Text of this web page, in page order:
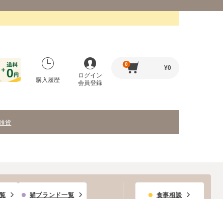
購入履歴
ログイン
会員登録
0
¥0
貨
猫ブランド一覧 食事相談